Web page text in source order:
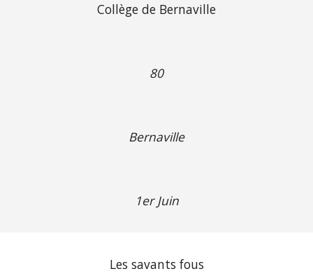
Collège de Bernaville
80
Bernaville
1er Juin
Les savants fous